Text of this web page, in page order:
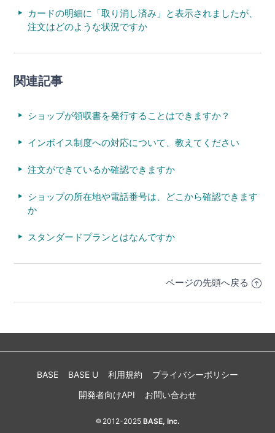
カードの明細に「取り消し済み」と表示されましたが、
注文はどのような状況ですか
関連記事
ショップが領収書を発行することはできますか？
インボイス制度への対応について、教えてください
注文ができているか確認できますか
ショップの所在地や電話番号は、どこから確認できます
か
スタンダードプランとはなんですか
ページの先頭へ戻る
BASE BASE U 利用規約
プライバシーポリシー
開発者向けAPI
お問い合わせ
© 2012-2025BASE, Inc.